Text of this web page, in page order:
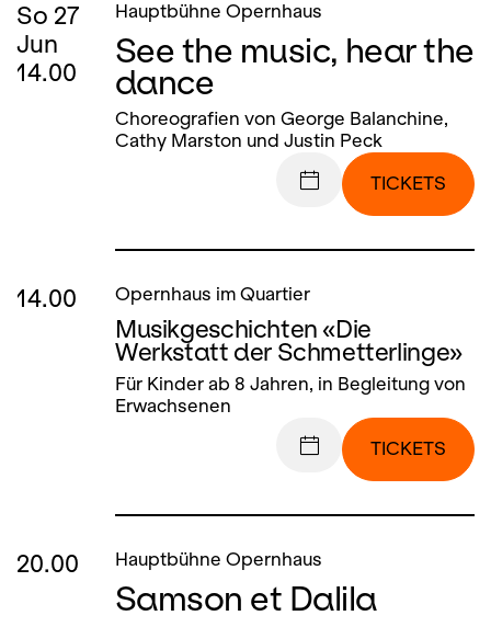
So 27
Jun
14.00
Hauptbühne Opernhaus
See the music, hear the
dance
Choreografien von George Balanchine,
Cathy Marston und Justin Peck
TICKETS
14.00 Opernhaus im Quartier
Musikgeschichten «Die
Werkstatt der Schmetterlinge»
Für Kinder ab 8 Jahren, in Begleitung von
Erwachsenen
TICKETS
20.00 Hauptbühne Opernhaus
Samson et Dalila